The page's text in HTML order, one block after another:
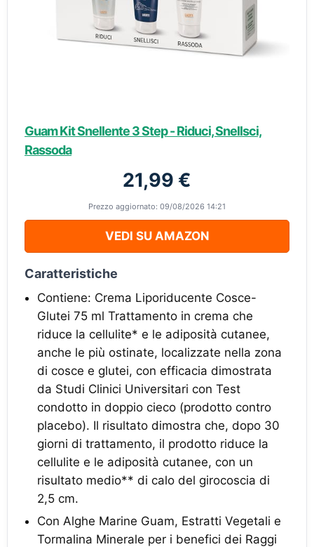
Guam Kit Snellente 3 Step - Riduci, Snellsci,
Rassoda
21,99 €
Prezzo aggiornato: 09/08/2026 14:21
VEDI SU AMAZON
Caratteristiche
Contiene: Crema Liporiducente Cosce-
Glutei 75 ml Trattamento in crema che
riduce la cellulite* e le adiposità cutanee,
anche le più ostinate, localizzate nella zona
di cosce e glutei, con efficacia dimostrata
da Studi Clinici Universitari con Test
condotto in doppio cieco (prodotto contro
placebo). Il risultato dimostra che, dopo 30
giorni di trattamento, il prodotto riduce la
cellulite e le adiposità cutanee, con un
risultato medio** di calo del girocoscia di
2,5 cm.
Con Alghe Marine Guam, Estratti Vegetali e
Tormalina Minerale per i benefici dei Raggi